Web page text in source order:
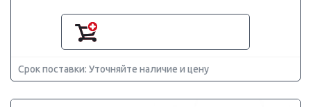
Срок поставки: Уточняйте наличие и цену